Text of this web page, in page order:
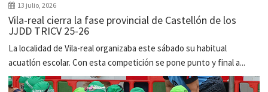
13 julio, 2026
Vila-real cierra la fase provincial de Castellón de los
JJDD TRICV 25-26
La localidad de Vila-real organizaba este sábado su habitual
acuatlón escolar. Con esta competición se pone punto y final a...